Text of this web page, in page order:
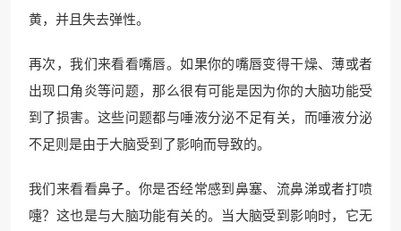
黄，并且失去弹性。
再次，我们来看看嘴唇。如果你的嘴唇变得干燥、薄或者
出现口角炎等问题，那么很有可能是因为你的大脑功能受
到了损害。这些问题都与唾液分泌不足有关，而唾液分泌
不足则是由于大脑受到了影响而导致的。
我们来看看鼻子。你是否经常感到鼻塞、流鼻涕或者打喷
嚏？这也是与大脑功能有关的。当大脑受到影响时，它无